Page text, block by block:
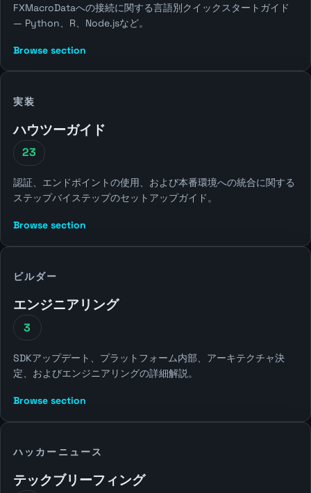
FXMacroDataへの接続に関する言語別クイックスタートガイド
— Python、R、Node.jsなど。
Browse section
実装
ハウツーガイド
23
認証、エンドポイントの使用、および本番環境への統合に関する
ステップバイステップのセットアップガイド。
Browse section
ビルダー
エンジニアリング
3
SDKアップデート、プラットフォーム内部、アーキテクチャ決
定、およびエンジニアリングの詳細解説。
Browse section
ハッカーニュース
テックブリーフィング